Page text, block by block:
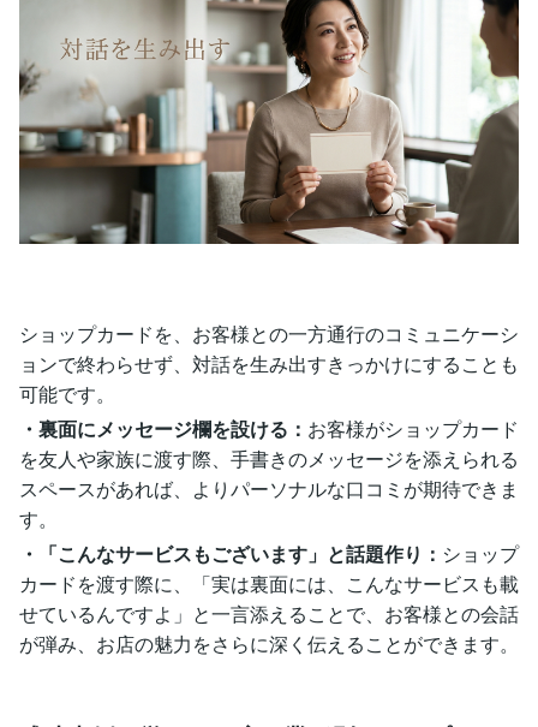
ショップカードを、お客様との一方通行のコミュニケーシ
ョンで終わらせず、対話を生み出すきっかけにすることも
可能です。
・裏面にメッセージ欄を設ける： お客様がショップカード
を友人や家族に渡す際、手書きのメッセージを添えられる
スペースがあれば、よりパーソナルな口コミが期待できま
す。
・「こんなサービスもございます」と話題作り： ショップ
カードを渡す際に、「実は裏面には、こんなサービスも載
せているんですよ」と一言添えることで、お客様との会話
が弾み、お店の魅力をさらに深く伝えることができます。